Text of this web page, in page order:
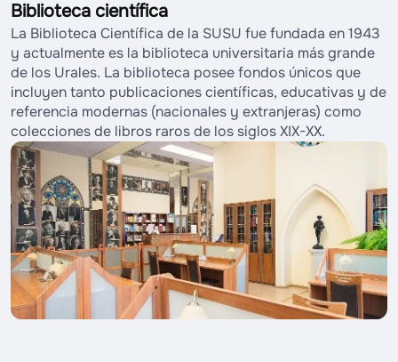
Biblioteca científica
La Biblioteca Científica de la SUSU fue fundada en 1943
y actualmente es la biblioteca universitaria más grande
de los Urales. La biblioteca posee fondos únicos que
incluyen tanto publicaciones científicas, educativas y de
referencia modernas (nacionales y extranjeras) como
colecciones de libros raros de los siglos XIX-XX.